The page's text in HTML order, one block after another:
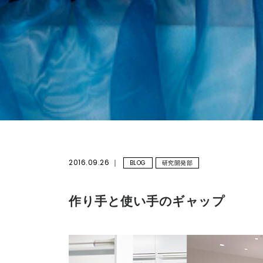
2016.09.26 BLOG 研究開発部
作り手と使い手のギャップ